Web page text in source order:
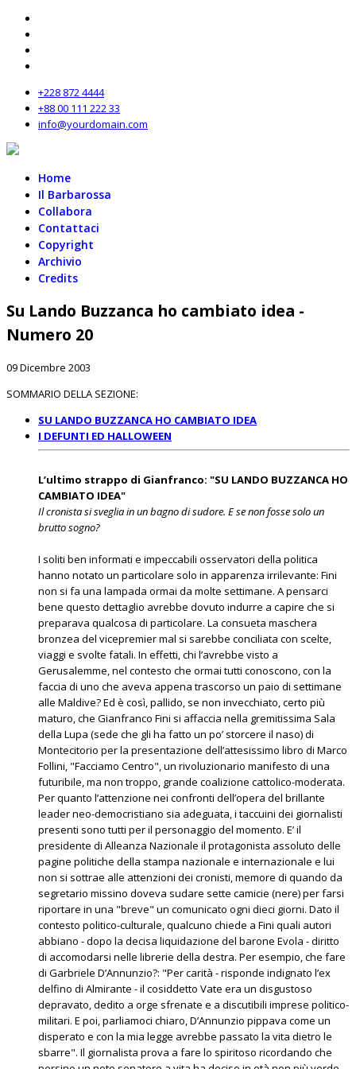
+228 872 4444
+88 00 111 222 33
info@yourdomain.com
Home
Il Barbarossa
Collabora
Contattaci
Copyright
Archivio
Credits
Su Lando Buzzanca ho cambiato idea -
Numero 20
09 Dicembre 2003
SOMMARIO DELLA SEZIONE:
SU LANDO BUZZANCA HO CAMBIATO IDEA
I DEFUNTI ED HALLOWEEN
L’ultimo strappo di Gianfranco: "SU LANDO BUZZANCA HO
CAMBIATO IDEA"
Il cronista si sveglia in un bagno di sudore. E se non fosse solo un
brutto sogno?
I soliti ben informati e impeccabili osservatori della politica
hanno notato un particolare solo in apparenza irrilevante: Fini
non si fa una lampada ormai da molte settimane. A pensarci
bene questo dettaglio avrebbe dovuto indurre a capire che si
preparava qualcosa di particolare. La consueta maschera
bronzea del vicepremier mal si sarebbe conciliata con scelte,
viaggi e svolte fatali. In effetti, chi l’avrebbe visto a
Gerusalemme, nel contesto che ormai tutti conoscono, con la
faccia di uno che aveva appena trascorso un paio di settimane
alle Maldive? Ed è così, pallido, se non invecchiato, certo più
maturo, che Gianfranco Fini si affaccia nella gremitissima Sala
della Lupa (sede che gli ha fatto un po’ storcere il naso) di
Montecitorio per la presentazione dell’attesissimo libro di Marco
Follini, "Facciamo Centro", un rivoluzionario manifesto di una
futuribile, ma non troppo, grande coalizione cattolico-moderata.
Per quanto l’attenzione nei confronti dell’opera del brillante
leader neo-democristiano sia adeguata, i taccuini dei giornalisti
presenti sono tutti per il personaggio del momento. E’ il
presidente di Alleanza Nazionale il protagonista assoluto delle
pagine politiche della stampa nazionale e internazionale e lui
non si sottrae alle attenzioni dei cronisti, memore di quando da
segretario missino doveva sudare sette camicie (nere) per farsi
riportare in una "breve" un comunicato ogni dieci giorni. Dato il
contesto politico-culturale, qualcuno chiede a Fini quali autori
abbiano - dopo la decisa liquidazione del barone Evola - diritto
di accomodarsi nelle librerie della destra. Per esempio, che fare
di Garbriele D’Annunzio?: "Per carità - risponde indignato l’ex
delfino di Almirante - il cosiddetto Vate era un disgustoso
depravato, dedito a orge sfrenate e a discutibili imprese politico-
militari. E poi, parliamoci chiaro, D’Annunzio pippava come un
disperato e con la mia legge avrebbe passato la vita dietro le
sbarre". Il giornalista prova a fare lo spiritoso ricordando che